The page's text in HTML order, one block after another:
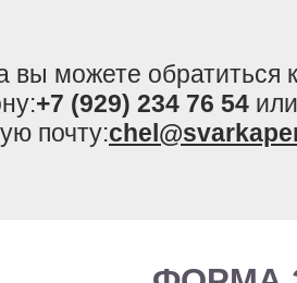
вы можете
+7 (929) 234 76 54
почту: